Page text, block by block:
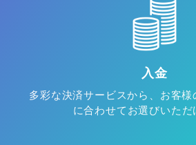
入金
多彩な決済サービスから、お客
に合わせてお選びいただ